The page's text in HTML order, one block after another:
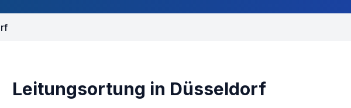
Leitungsortung in Düsseldorf